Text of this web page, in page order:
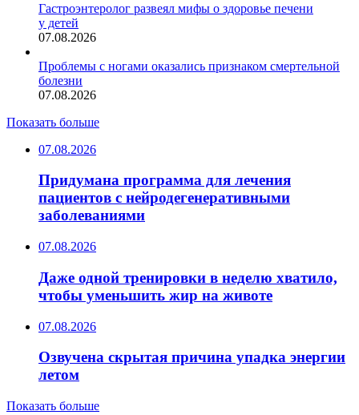
Гастроэнтеролог развеял мифы о здоровье печени
у детей
07.08.2026
Проблемы с ногами оказались признаком смертельной
болезни
07.08.2026
Показать больше
07.08.2026
Придумана программа для лечения
пациентов с нейродегенеративными
заболеваниями
07.08.2026
Даже одной тренировки в неделю хватило,
чтобы уменьшить жир на животе
07.08.2026
Озвучена скрытая причина упадка энергии
летом
Показать больше